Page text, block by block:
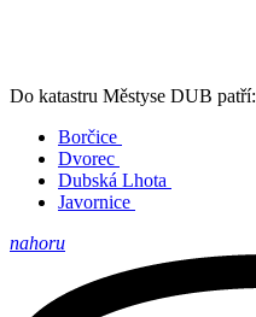
Do katastru Městyse DUB patří:
Borčice
Dvorec
Dubská Lhota
Javornice
nahoru